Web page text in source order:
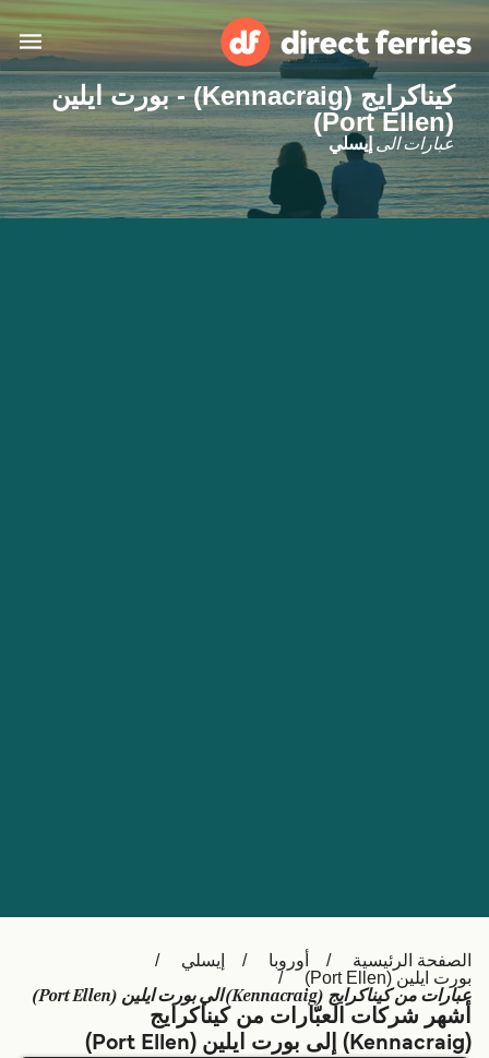
البلدان
تذاكر العبّارة
België (NL)
Ελλάδα
Belgique (FR)
Polska
Deutschland
Schweiz (DE)
Norge
Україна
كيناكرايج (Kennacraig) - بورت ايلين
(Port Ellen)
عبارات الى إيسلي
الصفحة الرئيسية أوروبا
إيسلي
بورت ايلين (Port Ellen)
عبارات من كيناكرايج (Kennacraig) الي بورت ايلين (Port Ellen)
أشهر شركات العبّارات من كيناكرايج
(Kennacraig) إلى بورت ايلين (Port Ellen)